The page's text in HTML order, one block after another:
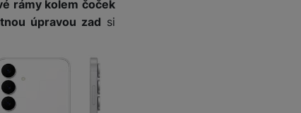
rámy kolem čoček
úpravou zad si